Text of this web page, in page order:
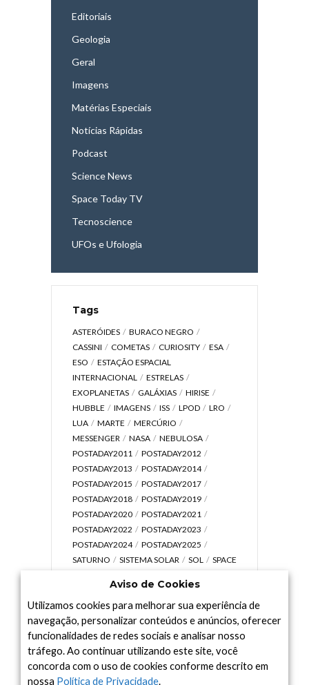
Editoriais
Geologia
Geral
Imagens
Matérias Especiais
Notícias Rápidas
Podcast
Science News
Space Today TV
Tecnoscience
UFOs e Ufologia
Tags
ASTERÓIDES
BURACO NEGRO
CASSINI
COMETAS CURIOSITY
ESA
ESO
ESTAÇÃO ESPACIAL
INTERNACIONAL
ESTRELAS
EXOPLANETAS
GALÁXIAS
HIRISE
HUBBLE
IMAGENS ISS LPOD
LRO
LUA
MARTE
MERCÚRIO
MESSENGER
NASA
NEBULOSA
POSTADAY2011
POSTADAY2012
POSTADAY2013
POSTADAY2014
POSTADAY2015
POSTADAY2017
POSTADAY2018
POSTADAY2019
POSTADAY2020
POSTADAY2021
POSTADAY2022
POSTADAY2023
POSTADAY2024
POSTADAY2025
SATURNO
SISTEMA SOLAR SOL
SPACE
UNIVERSO
VÍDEO
Arquivo
Arquivo
Aviso de Cookies
Utilizamos cookies para melhorar sua experiência de
navegação, personalizar conteúdos e anúncios, oferecer
funcionalidades de redes sociais e analisar nosso
tráfego. Ao continuar utilizando este site, você
concorda com o uso de cookies conforme descrito em
nossa Política de Privacidade.